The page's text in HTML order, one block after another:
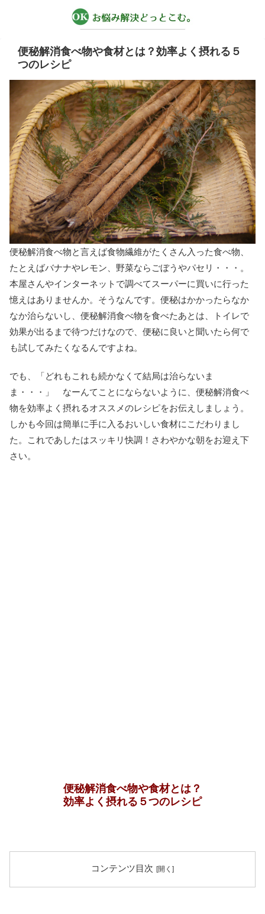
便秘解消食べ物や食材とは？効率よく摂れる５
つのレシピ
便秘解消食べ物と言えば食物繊維がたくさん入った食べ物、
たとえばバナナやレモン、野菜ならごぼうやパセリ・・・。
本屋さんやインターネットで調べてスーパーに買いに行った
憶えはありませんか。そうなんです。便秘はかかったらなか
なか治らないし、便秘解消食べ物を食べたあとは、トイレで
効果が出るまで待つだけなので、便秘に良いと聞いたら何で
も試してみたくなるんですよね。
でも、「どれもこれも続かなくて結局は治らないま
ま・・・」 なーんてことにならないように、便秘解消食べ
物を効率よく摂れるオススメのレシピをお伝えしましょう。
しかも今回は簡単に手に入るおいしい食材にこだわりまし
た。これであしたはスッキリ快調！さわやかな朝をお迎え下
さい。
便秘解消食べ物や食材とは？
効率よく摂れる５つのレシピ
コンテンツ目次